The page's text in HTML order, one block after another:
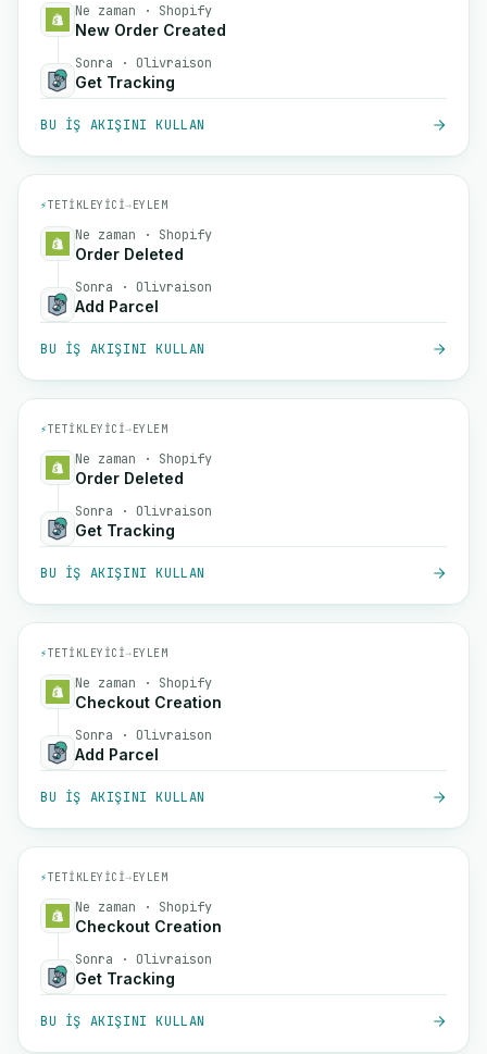
Ne zaman · Shopify
New Order Created
Sonra · Olivraison
Get Tracking
BU IŞ AKIŞINI KULLAN
⚡TETIKLEYICI→EYLEM
Ne zaman · Shopify
Order Deleted
Sonra · Olivraison
Add Parcel
BU IŞ AKIŞINI KULLAN
⚡TETIKLEYICI→EYLEM
Ne zaman · Shopify
Order Deleted
Sonra · Olivraison
Get Tracking
BU IŞ AKIŞINI KULLAN
⚡TETIKLEYICI→EYLEM
Ne zaman · Shopify
Checkout Creation
Sonra · Olivraison
Add Parcel
BU IŞ AKIŞINI KULLAN
⚡TETIKLEYICI→EYLEM
Ne zaman · Shopify
Checkout Creation
Sonra · Olivraison
Get Tracking
BU IŞ AKIŞINI KULLAN